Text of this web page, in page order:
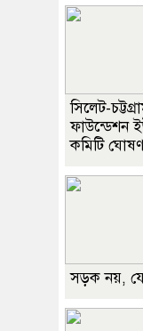
সিলেট-
ফাউন্ডেশন
কমিটি
সড়ক নয়,